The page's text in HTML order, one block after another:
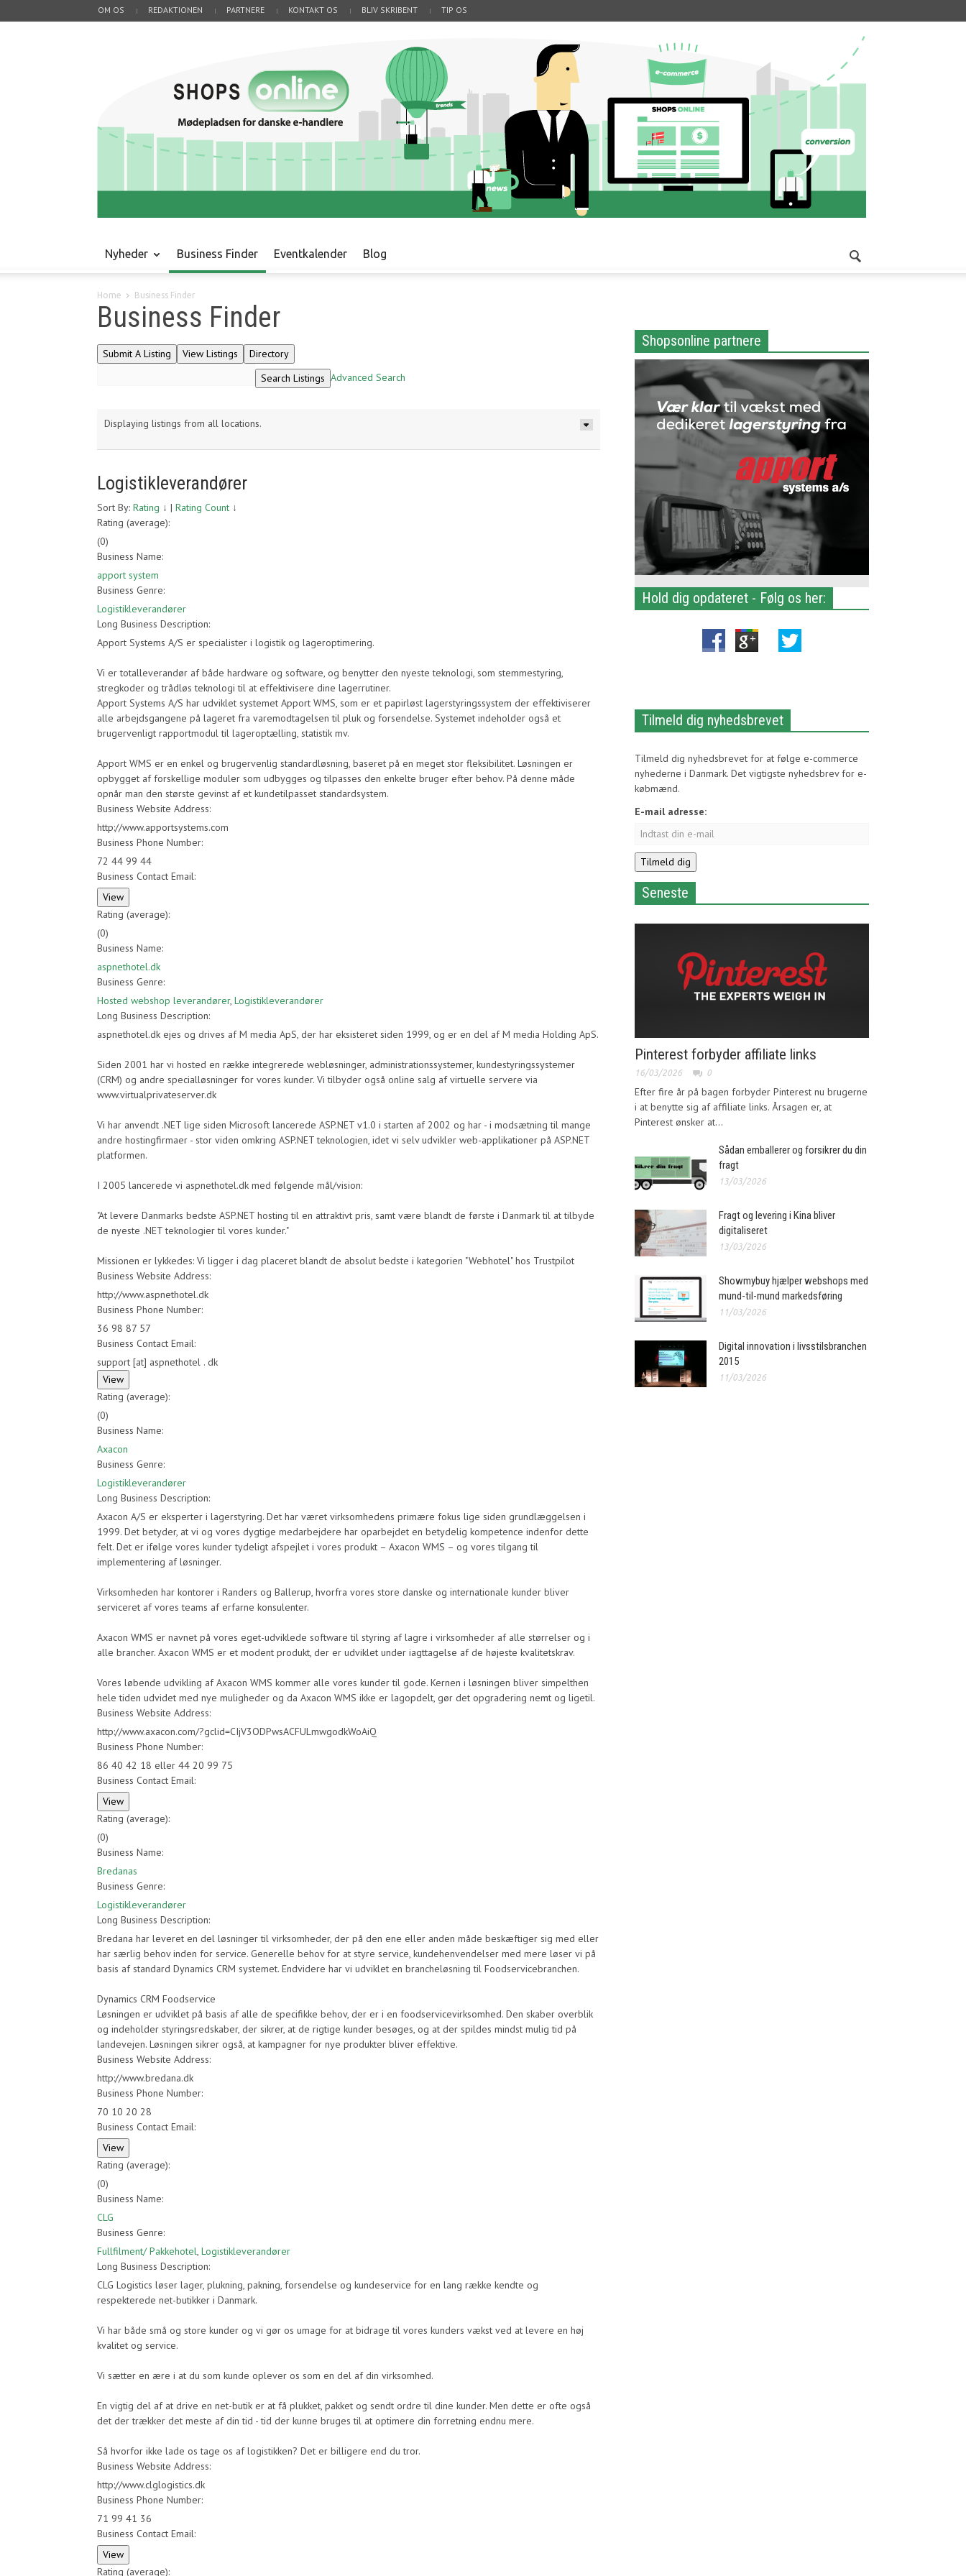
OM OS REDAKTIONEN PARTNERE KONTAKT OS BLIV SKRIBENT TIP OS
Nyheder Business Finder Eventkalender Blog
Home Business Finder
Business Finder
Advanced Search
Displaying listings from all locations.
Logistikleverandører
Sort By: Rating ↓ | Rating Count ↓
Rating (average):
(0)
Business Name:
apport system
Business Genre:
Logistikleverandører
Long Business Description:
Apport Systems A/S er specialister i logistik og lageroptimering.
Vi er totalleverandør af både hardware og software, og benytter den nyeste teknologi, som stemmestyring,
stregkoder og trådløs teknologi til at effektivisere dine lagerrutiner.
Apport Systems A/S har udviklet systemet Apport WMS, som er et papirløst lagerstyringssystem der effektiviserer
alle arbejdsgangene på lageret fra varemodtagelsen til pluk og forsendelse. Systemet indeholder også et
brugervenligt rapportmodul til lageroptælling, statistik mv.
Apport WMS er en enkel og brugervenlig standardløsning, baseret på en meget stor fleksibilitet. Løsningen er
opbygget af forskellige moduler som udbygges og tilpasses den enkelte bruger efter behov. På denne måde
opnår man den største gevinst af et kundetilpasset standardsystem.
Business Website Address:
http://www.apportsystems.com
Business Phone Number:
72 44 99 44
Business Contact Email:
Rating (average):
(0)
Business Name:
aspnethotel.dk
Business Genre:
Hosted webshop leverandører, Logistikleverandører
Long Business Description:
aspnethotel.dk ejes og drives af M media ApS, der har eksisteret siden 1999, og er en del af M media Holding ApS.
Siden 2001 har vi hosted en række integrerede webløsninger, administrationssystemer, kundestyringssystemer
(CRM) og andre specialløsninger for vores kunder. Vi tilbyder også online salg af virtuelle servere via
www.virtualprivateserver.dk
Vi har anvendt .NET lige siden Microsoft lancerede ASP.NET v1.0 i starten af 2002 og har - i modsætning til mange
andre hostingfirmaer - stor viden omkring ASP.NET teknologien, idet vi selv udvikler web-applikationer på ASP.NET
platformen.
I 2005 lancerede vi aspnethotel.dk med følgende mål/vision:
"At levere Danmarks bedste ASP.NET hosting til en attraktivt pris, samt være blandt de første i Danmark til at tilbyde
de nyeste .NET teknologier til vores kunder."
Missionen er lykkedes: Vi ligger i dag placeret blandt de absolut bedste i kategorien "Webhotel" hos Trustpilot
Business Website Address:
http://www.aspnethotel.dk
Business Phone Number:
36 98 87 57
Business Contact Email:
support [at] aspnethotel . dk
Rating (average):
(0)
Business Name:
Axacon
Business Genre:
Logistikleverandører
Long Business Description:
Axacon A/S er eksperter i lagerstyring. Det har været virksomhedens primære fokus lige siden grundlæggelsen i
1999. Det betyder, at vi og vores dygtige medarbejdere har oparbejdet en betydelig kompetence indenfor dette
felt. Det er ifølge vores kunder tydeligt afspejlet i vores produkt – Axacon WMS – og vores tilgang til
implementering af løsninger.
Virksomheden har kontorer i Randers og Ballerup, hvorfra vores store danske og internationale kunder bliver
serviceret af vores teams af erfarne konsulenter.
Axacon WMS er navnet på vores eget-udviklede software til styring af lagre i virksomheder af alle størrelser og i
alle brancher. Axacon WMS er et modent produkt, der er udviklet under iagttagelse af de højeste kvalitetskrav.
Vores løbende udvikling af Axacon WMS kommer alle vores kunder til gode. Kernen i løsningen bliver simpelthen
hele tiden udvidet med nye muligheder og da Axacon WMS ikke er lagopdelt, gør det opgradering nemt og ligetil.
Business Website Address:
http://www.axacon.com/?gclid=CIjV3ODPwsACFULmwgodkWoAiQ
Business Phone Number:
86 40 42 18 eller 44 20 99 75
Business Contact Email:
Rating (average):
(0)
Business Name:
Bredanas
Business Genre:
Logistikleverandører
Long Business Description:
Bredana har leveret en del løsninger til virksomheder, der på den ene eller anden måde beskæftiger sig med eller
har særlig behov inden for service. Generelle behov for at styre service, kundehenvendelser med mere løser vi på
basis af standard Dynamics CRM systemet. Endvidere har vi udviklet en brancheløsning til Foodservicebranchen.
Dynamics CRM Foodservice
Løsningen er udviklet på basis af alle de specifikke behov, der er i en foodservicevirksomhed. Den skaber overblik
og indeholder styringsredskaber, der sikrer, at de rigtige kunder besøges, og at der spildes mindst mulig tid på
landevejen. Løsningen sikrer også, at kampagner for nye produkter bliver effektive.
Business Website Address:
http://www.bredana.dk
Business Phone Number:
70 10 20 28
Business Contact Email:
Rating (average):
(0)
Business Name:
CLG
Business Genre:
Fullfilment/ Pakkehotel Logistikleverandører
Long Business Description:
CLG Logistics løser lager, plukning, pakning, forsendelse og kundeservice for en lang række kendte og
respekterede net-butikker i Danmark.
Vi har både små og store kunder og vi gør os umage for at bidrage til vores kunders vækst ved at levere en høj
kvalitet og service.
Vi sætter en ære i at du som kunde oplever os som en del af din virksomhed.
En vigtig del af at drive en net-butik er at få plukket, pakket og sendt ordre til dine kunder. Men dette er ofte også
det der trækker det meste af din tid - tid der kunne bruges til at optimere din forretning endnu mere.
Så hvorfor ikke lade os tage os af logistikken? Det er billigere end du tror.
Business Website Address:
http://www.clglogistics.dk
Business Phone Number:
71 99 41 36
Business Contact Email:
Rating (average):
Shopsonline partnere
Hold dig opdateret - Følg os her:
Tilmeld dig nyhedsbrevet
Tilmeld dig nyhedsbrevet for at følge e-commerce
nyhederne i Danmark. Det vigtigste nyhedsbrev for e-
købmænd.
E-mail adresse:
Seneste
Pinterest forbyder affiliate links
16/03/2026 0
Efter fire år på bagen forbyder Pinterest nu brugerne
i at benytte sig af affiliate links. Årsagen er, at
Pinterest ønsker at...
Sådan emballerer og forsikrer du din
fragt
13/03/2026
Fragt og levering i Kina bliver
digitaliseret
13/03/2026
Showmybuy hjælper webshops med
mund-til-mund markedsføring
11/03/2026
Digital innovation i livsstilsbranchen
2015
11/03/2026